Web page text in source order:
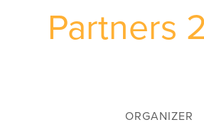
Partners
ORGANIZER